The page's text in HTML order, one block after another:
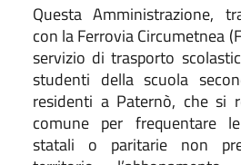
Questa Amministrazione,
con la Ferrovia Circumetnea
servizio di trasporto
studenti della scuola
residenti a Paternò, che si
comune per frequentare
statali o paritarie non